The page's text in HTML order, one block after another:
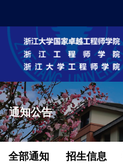
通知公告
全部通知 招生信息